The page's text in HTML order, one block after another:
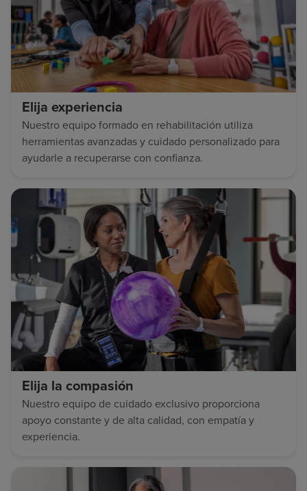
Elija experiencia
Nuestro equipo formado en rehabilitación utiliza
herramientas avanzadas y cuidado personalizado para
ayudarle a recuperarse con confianza.
Elija la compasión
Nuestro equipo de cuidado exclusivo proporciona
apoyo constante y de alta calidad, con empatía y
experiencia.